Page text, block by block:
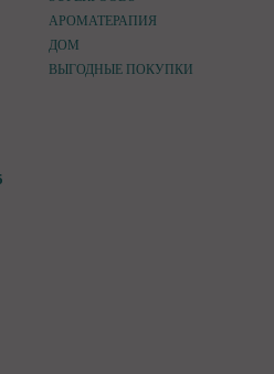
АРОМАТЕРАПИЯ
ДОМ
ВЫГОДНЫЕ ПОКУПКИ